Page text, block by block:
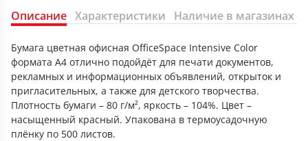
Описание Характеристики Наличие в магазинах
Бумага цветная офисная OfficeSpace Intensive Color
формата А4 отлично подойдёт для печати документов,
рекламных и информационных объявлений, открыток и
пригласительных, а также для детского творчества.
Плотность бумаги – 80 г/м², яркость – 104%. Цвет –
насыщенный красный. Упакована в термоусадочную
плёнку по 500 листов.